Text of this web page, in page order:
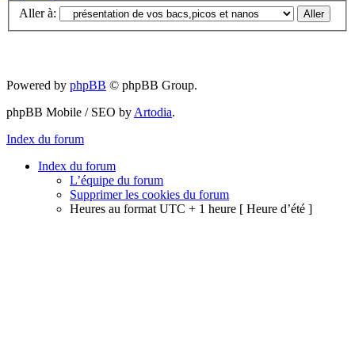
Aller à:
Powered by phpBB © phpBB Group.
phpBB Mobile / SEO by Artodia.
Index du forum
Index du forum
L’équipe du forum
Supprimer les cookies du forum
Heures au format UTC + 1 heure [ Heure d’été ]